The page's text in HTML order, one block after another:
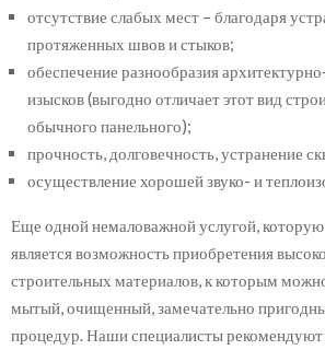
отсутствие слабых мест – благодаря
протяженных швов и стыков;
обеспечение разнообразия
изысков (выгодно отличает этот вид
обычного панельного);
прочность, долговечность, устранение
осуществление хорошей звуко- и
Еще одной немаловажной услугой,
является возможность приобретения
строительных материалов, к которым
мытый, очищенный, замечательно
процедур. Наши специалисты рекомендуют